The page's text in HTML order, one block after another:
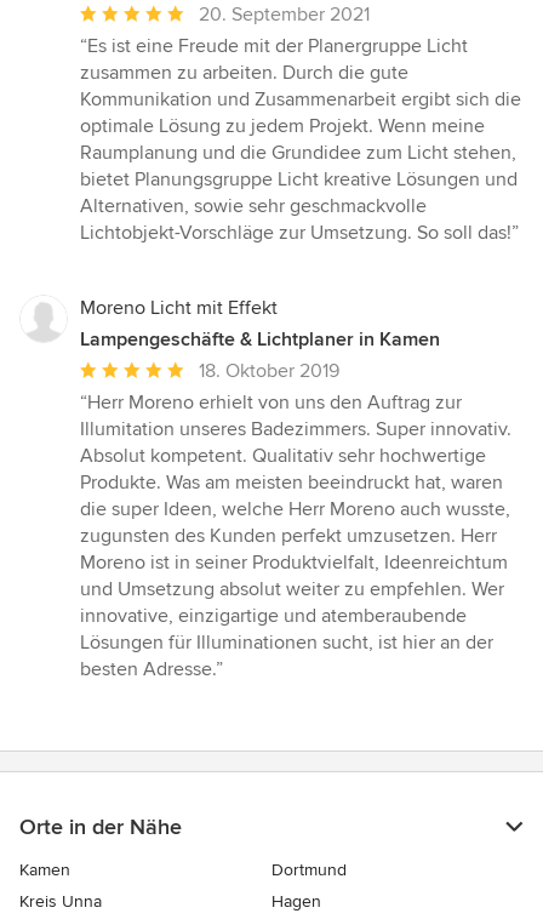
Durchschnittliche
Bewertung:
5
von
5
Sternen
20. September 2021
“Es ist eine Freude mit der Planergruppe Licht
zusammen zu arbeiten. Durch die gute
Kommunikation und Zusammenarbeit ergibt sich die
optimale Lösung zu jedem Projekt. Wenn meine
Raumplanung und die Grundidee zum Licht stehen,
bietet Planungsgruppe Licht kreative Lösungen und
Alternativen, sowie sehr geschmackvolle
Lichtobjekt-Vorschläge zur Umsetzung. So soll das!”
Moreno Licht mit Effekt
Lampengeschäfte & Lichtplaner in Kamen
Durchschnittliche
Bewertung:
5
von
5
Sternen
18. Oktober 2019
“Herr Moreno erhielt von uns den Auftrag zur
Illumitation unseres Badezimmers. Super innovativ.
Absolut kompetent. Qualitativ sehr hochwertige
Produkte. Was am meisten beeindruckt hat, waren
die super Ideen, welche Herr Moreno auch wusste,
zugunsten des Kunden perfekt umzusetzen. Herr
Moreno ist in seiner Produktvielfalt, Ideenreichtum
und Umsetzung absolut weiter zu empfehlen. Wer
innovative, einzigartige und atemberaubende
Lösungen für Illuminationen sucht, ist hier an der
besten Adresse.”
Orte in der Nähe
Kamen
Dortmund
Kreis Unna
Hagen